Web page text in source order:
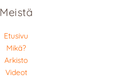
Meistä
Etusivu
Mikä?
Arkisto
Videot